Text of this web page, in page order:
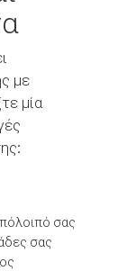
με
μία
σας
σας